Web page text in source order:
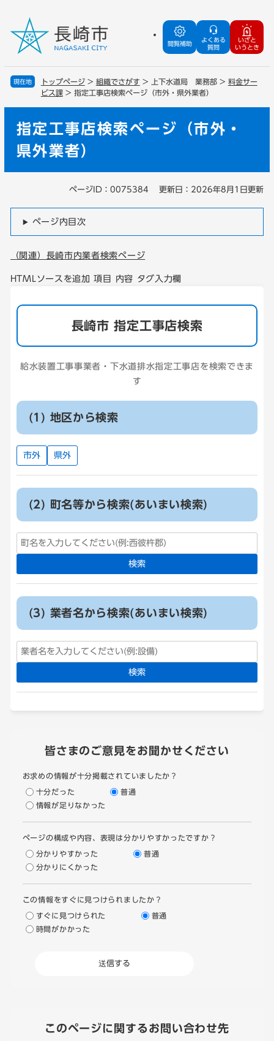
ジ
頭
で
ュ
飛
ば
閲覧補助
よくある
質問
いざと
いうとき
現在地 トップページ > 組織でさがす > 上下水道局 業務部 > 料金サー
ビス課 > 指定工事店検索ページ（市外・県外業者）
指定工事店検索ページ（市外・
県外業者）
ページID：0075384 更新日：2026年8月1日更新
ページ内目次
（関連）長崎市内業者検索ページ
HTMLソースを追加 項目 内容 タグ入力欄
長崎市 指定工事店検索
給水装置工事事業者・下水道排水指定工事店を検索できま
す
(1) 地区から検索
市外 県外
(2) 町名等から検索(あいまい検索)
検索
(3) 業者名から検索(あいまい検索)
検索
皆さまのご意見をお聞かせください
お求めの情報が十分掲載されていましたか？
十分だった
普通
情報が足りなかった
ページの構成や内容、表現は分かりやすかったですか？
分かりやすかった
普通
分かりにくかった
この情報をすぐに見つけられましたか？
すぐに見つけられた
普通
時間がかかった
このページに関するお問い合わせ先